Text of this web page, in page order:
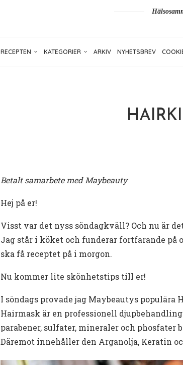
RECEPTEN KATEGORIER ARKIV NYHETSBREV
Betalt samarbete med Maybeauty
Hej på er!
Visst var det nyss söndagkväll? Och nu är
Jag står i köket och funderar fortfarande på
ska få receptet på i morgon.
Nu kommer lite skönhetstips till er!
I söndags provade jag Maybeautys populära
Hairmask är en professionell
parabener, sulfater, mineraler och phosfater
Däremot innehåller den Arganolja, Keratin